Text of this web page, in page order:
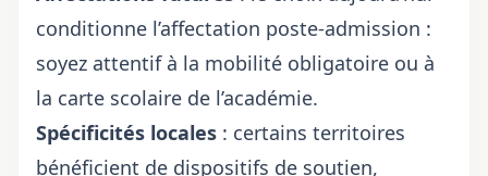
conditionne l’affectation poste-admission :
soyez attentif à la mobilité obligatoire ou à
la carte scolaire de l’académie.
Spécificités locales : certains territoires
bénéficient de dispositifs de soutien,